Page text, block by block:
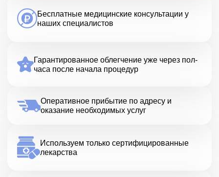
Бесплатные медицинские консультации у
наших специалистов
Гарантированное облегчение уже через пол-
часа после начала процедур
Оперативное прибытие по адресу и
оказание необходимых услуг
Используем только сертифицированные
лекарства